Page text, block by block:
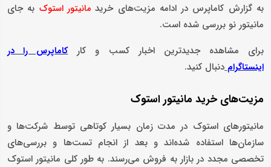
به گزارش کاماپرس در ادامه مزیت‌های خریدمانیتور استوک به جای
مانیتور نو بررسی شده است.
برای مشاهده جدیدترین اخبار کسب و کارکاماپرس را در
اینستاگرام دنبال کنید.
مزیت‌های خرید مانیتور استوک
مانیتور‌های استوک در مدت زمان بسیار کوتاهی توسط شرکت‌ها و
سازمان‌ها استفاده شده‌اند و بعد از انجام تست‌ها و بررسی‌های
تخصصی مجدد در بازار به فروش می‌رسند. به طور کلی مانیتور استوک